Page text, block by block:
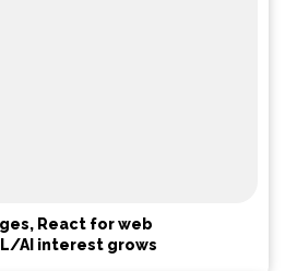
React for web
AI interest grows